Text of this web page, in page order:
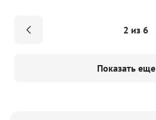
2 из 6
Показать еще